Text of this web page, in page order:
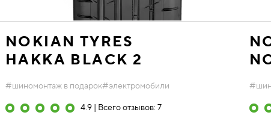
NOKIAN TYRES
HAKKA BLACK 2
#шиномонтаж в подарок#электромобили
4.9 | Всего отзывов: 7